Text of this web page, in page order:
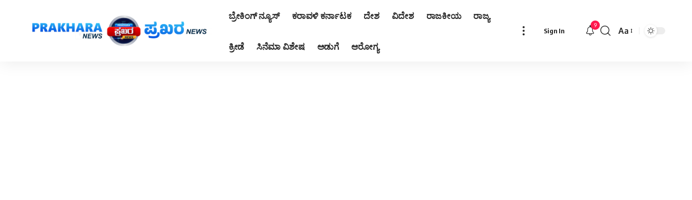
ಬ್ರೇಕಿಂಗ್ ನ್ಯೂಸ್ ಕರಾವಳಿ ಕರ್ನಾಟಕ ದೇಶ ವಿದೇಶ ರಾಜಕೀಯ ರಾಜ್ಯ
ಕ್ರೀಡೆ ಸಿನೆಮಾ ವಿಶೇಷ ಅಡುಗೆ ಆರೋಗ್ಯ
Sign In
9
Font
Aa